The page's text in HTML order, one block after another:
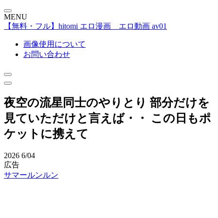
MENU
【無料・フル】hitomi エロ漫画 エロ動画 av01
画像使用について
お問い合わせ
夜空の流星同士のやりとり 部分だけを
見ていただけと言えば・・ この日もポ
ケットに携えて
2026 6/04
広告
サマールンルン